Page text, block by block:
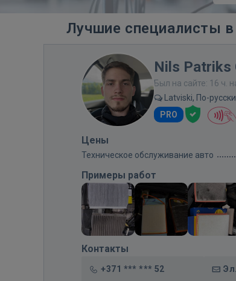
Лучшие специалисты в
Nils Patriks
Был на сайте: 16 ч.
Latviski, По-
PRO
Цены
Техническое обслуживание авто
Примеры работ
Контакты
+371 *** *** 52